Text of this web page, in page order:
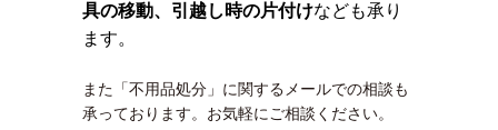
具の移動、引越し時の片付けなども承り
ます。
また「不用品処分」に関するメールでの相談も
承っております。お気軽にご相談ください。